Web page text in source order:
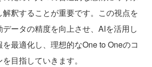
釈することが重要です。この視点を
ータの精度を向上させ、AIを活用し
最適化し、理想的なOne to Oneのコ
目指していきます。